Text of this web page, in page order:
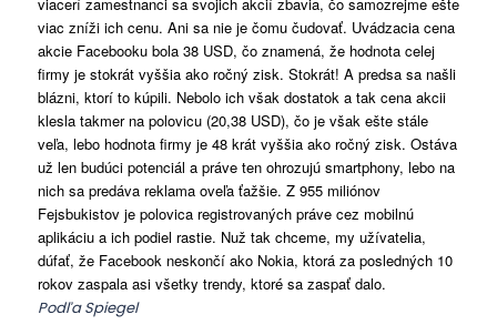
viac zníži ich cenu. Ani sa nie je čomu čudovať. Uvádzacia cena
akcie Facebooku bola 38 USD, čo znamená, že hodnota celej
firmy je stokrát vyššia ako ročný zisk. Stokrát! A predsa sa našli
blázni, ktorí to kúpili. Nebolo ich však dostatok a tak cena akcii
klesla takmer na polovicu (20,38 USD), čo je však ešte stále
veľa, lebo hodnota firmy je 48 krát vyššia ako ročný zisk. Ostáva
už len budúci potenciál a práve ten ohrozujú smartphony, lebo na
nich sa predáva reklama oveľa ťažšie. Z 955 miliónov
Fejsbukistov je polovica registrovaných práve cez mobilnú
aplikáciu a ich podiel rastie. Nuž tak chceme, my užívatelia,
dúfať, že Facebook neskončí ako Nokia, ktorá za posledných 10
rokov zaspala asi všetky trendy, ktoré sa zaspať dalo.
Podľa Spiegel